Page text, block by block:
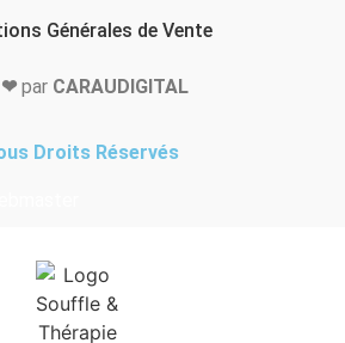
Générales de Vente
❤ par CARAUDIGITAL
Droits Réservés